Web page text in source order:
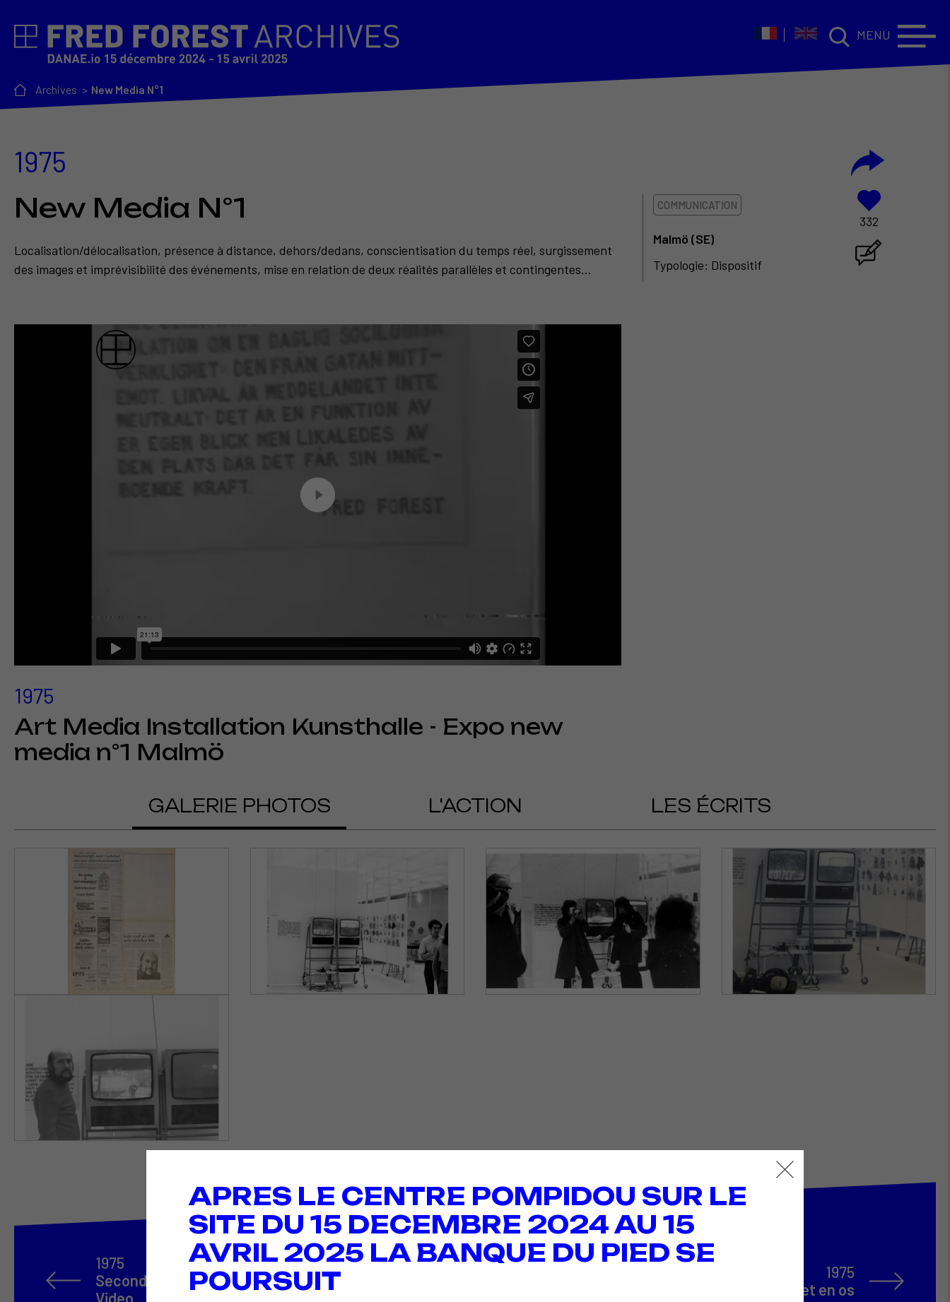
APRES LE CENTRE POMPIDOU SUR LE
SITE DU 15 DECEMBRE 2024 AU 15
AVRIL 2025 LA BANQUE DU PIED SE
POURSUIT
MENU
Archives New Media N°1
332
1975
New Media N°1
Localisation/délocalisation, présence à distance, dehors/dedans, conscientisation du temps réel, surgissement
des images et imprévisibilité des événements, mise en relation de deux réalités parallèles et contingentes...
COMMUNICATION
Malmö (SE)
Typologie: Dispositif
1975
Art Media Installation Kunsthalle - Expo new
media n°1 Malmö
GALERIE PHOTOS L'ACTION LES ÉCRITS
1975
Second International Open Encounter on
Video
1975
J'expose Madame Soleil en chair et en os